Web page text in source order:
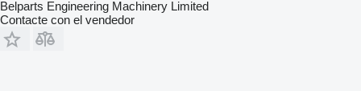
Belparts Engineering Machinery Limited
Contacte con el vendedor